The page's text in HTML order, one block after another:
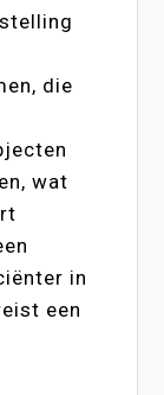
die
wat
in
een